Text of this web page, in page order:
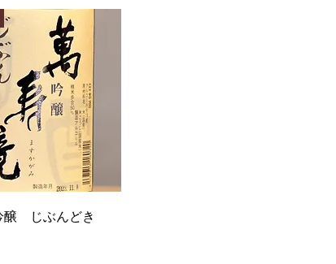
快速瀏覽
醸 じぶんどき